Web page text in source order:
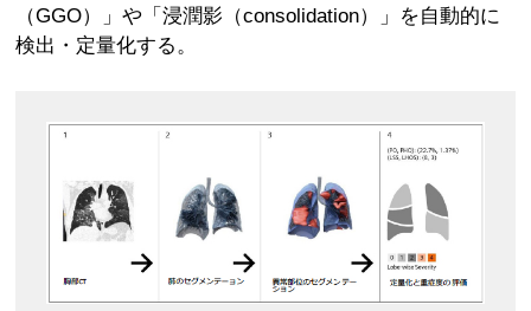
（GGO）」や「浸潤影（consolidation）」を自動的に
検出・定量化する。